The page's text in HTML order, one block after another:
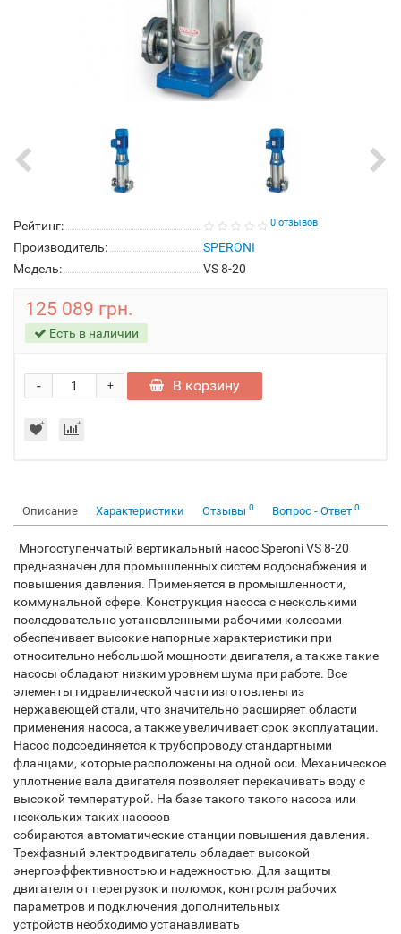
Рейтинг: 0 отзывов
Производитель:
SPERONI
Модель:
VS 8-20
125 089 грн.
Есть в наличии
+
- В корзину
Описание Характеристики Отзывы 0 Вопрос - Ответ 0
Многоступенчатый вертикальный насос Speroni VS 8-20
предназначен для промышленных систем водоснабжения и
повышения давления. Применяется в промышленности,
коммунальной сфере. Конструкция насоса с несколькими
последовательно установленными рабочими колесами
обеспечивает высокие напорные характеристики при
относительно небольшой мощности двигателя, а также такие
насосы обладают низким уровнем шума при работе. Все
элементы гидравлической части изготовлены из
нержавеющей стали, что значительно расширяет области
применения насоса, а также увеличивает срок эксплуатации.
Насос подсоединяется к трубопроводу стандартными
фланцами, которые расположены на одной оси. Механическое
уплотнение вала двигателя позволяет перекачивать воду с
высокой температурой. На базе такого такого насоса или
нескольких таких насосов
собираются автоматические станции повышения давления.
Трехфазный электродвигатель обладает высокой
энергоэффективностью и надежностью. Для защиты
двигателя от перегрузок и поломок, контроля рабочих
параметров и подключения дополнительных
устройств необходимо устанавливать